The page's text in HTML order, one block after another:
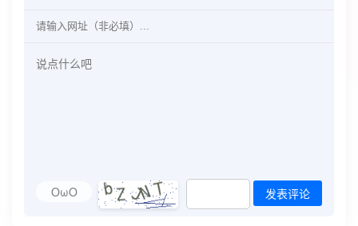
OωO 发表评论